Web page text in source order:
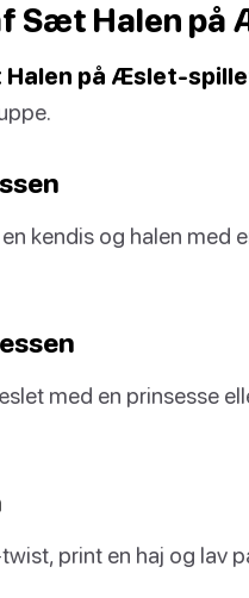
Sæt Halen på
på Æslet-
kendis og halen med
med en prinsesse
print en haj og lav